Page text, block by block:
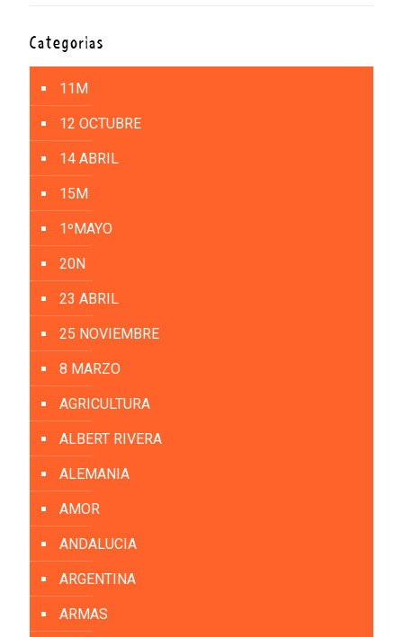
Categorías
11M
12 OCTUBRE
14 ABRIL
15M
1ºMAYO
20N
23 ABRIL
25 NOVIEMBRE
8 MARZO
AGRICULTURA
ALBERT RIVERA
ALEMANIA
AMOR
ANDALUCIA
ARGENTINA
ARMAS